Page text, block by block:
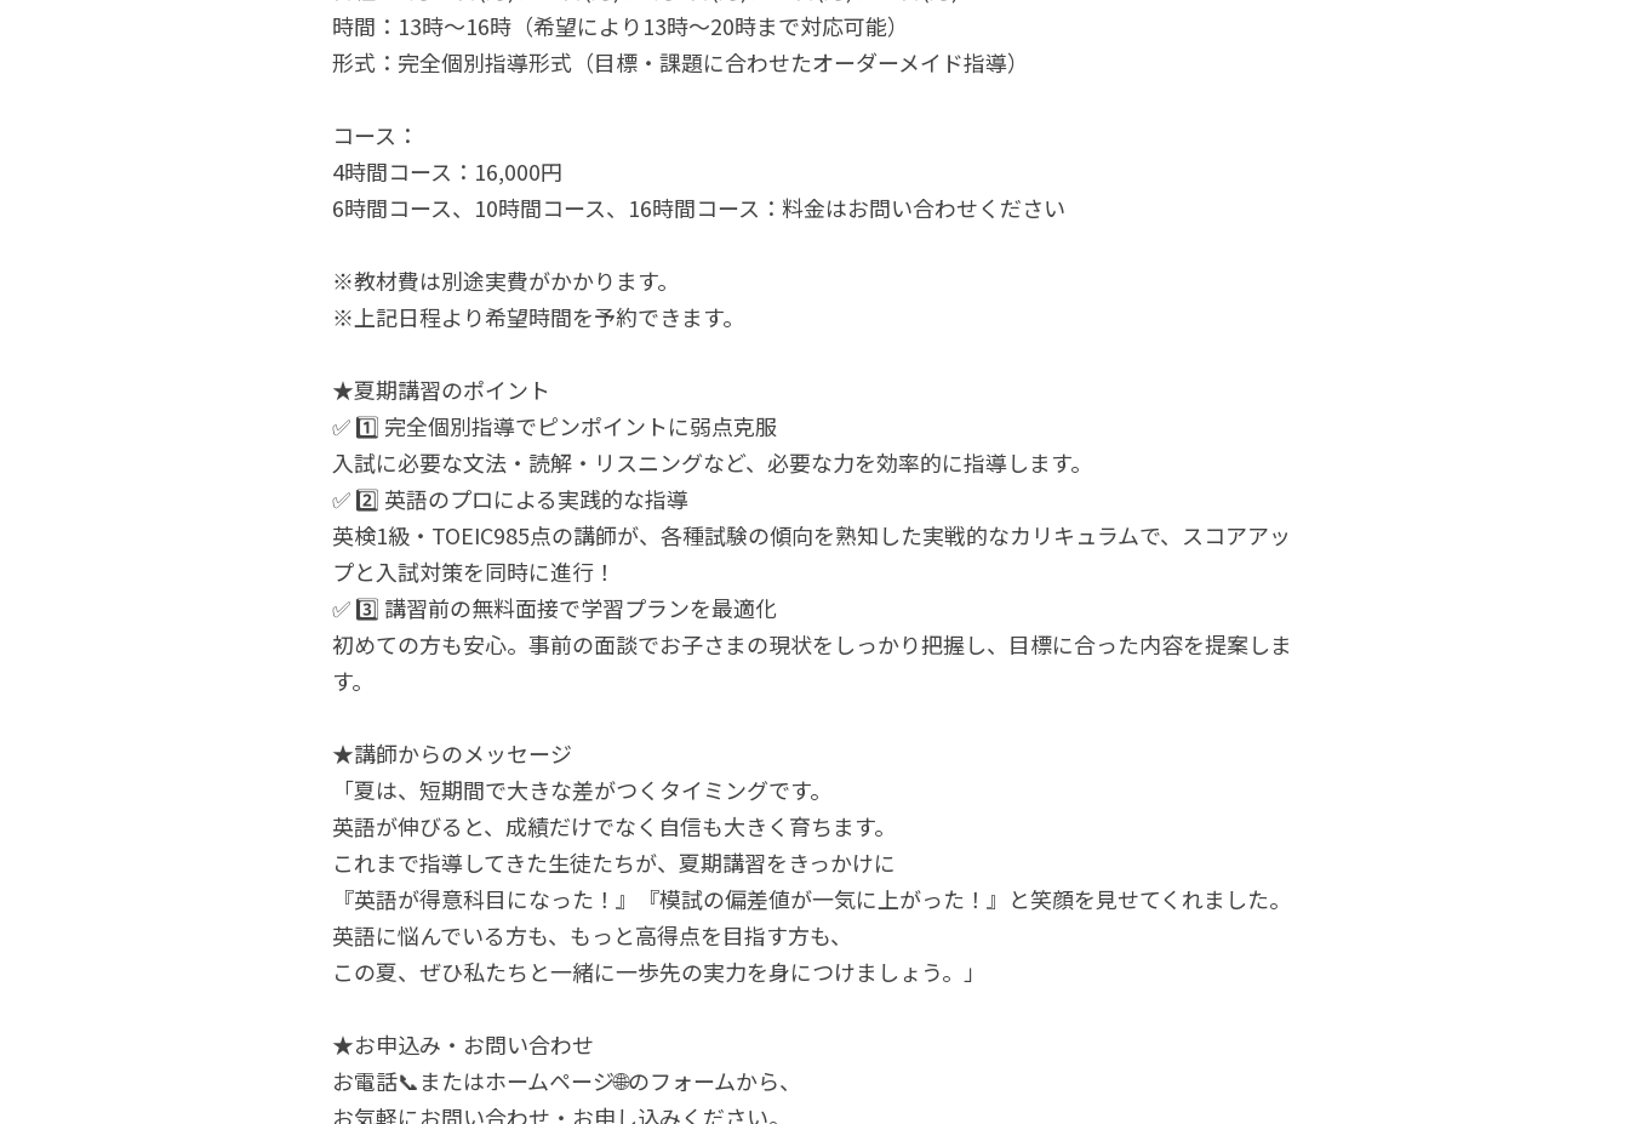
時間：13時～16時（希望により13時～20時まで対応可能）
形式：完全個別指導形式（目標・課題に合わせたオーダーメイド指導）
コース：
4時間コース：16,000円
6時間コース、10時間コース、16時間コース：料金はお問い合わせください
※教材費は別途実費がかかります。
※上記日程より希望時間を予約できます。
★夏期講習のポイント
✅ 1️⃣ 完全個別指導でピンポイントに弱点克服
入試に必要な文法・読解・リスニングなど、必要な力を効率的に指導します。
✅ 2️⃣ 英語のプロによる実践的な指導
英検1級・TOEIC985点の講師が、各種試験の傾向を熟知した実戦的なカリキュラムで、スコアアッ
プと入試対策を同時に進行！
✅ 3️⃣ 講習前の無料面接で学習プランを最適化
初めての方も安心。事前の面談でお子さまの現状をしっかり把握し、目標に合った内容を提案しま
す。
★講師からのメッセージ
「夏は、短期間で大きな差がつくタイミングです。
英語が伸びると、成績だけでなく自信も大きく育ちます。
これまで指導してきた生徒たちが、夏期講習をきっかけに
『英語が得意科目になった！』『模試の偏差値が一気に上がった！』と笑顔を見せてくれました。
英語に悩んでいる方も、もっと高得点を目指す方も、
この夏、ぜひ私たちと一緒に一歩先の実力を身につけましょう。」
★お申込み・お問い合わせ
お電話📞またはホームページ🌐のフォームから、
お気軽にお問い合わせ・お申し込みください。